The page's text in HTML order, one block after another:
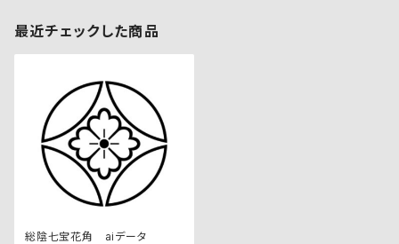
最近チェックした商品
総陰七宝花角 aiデータ